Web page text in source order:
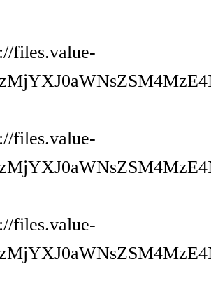
files.value-
files.value-
files.value-